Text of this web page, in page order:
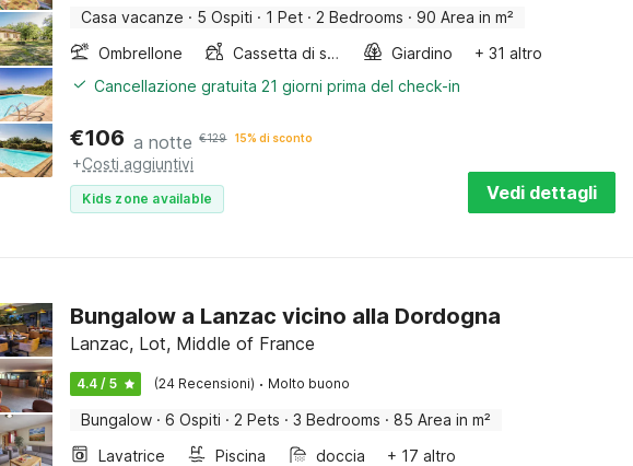
Casa vacanze · 5 Ospiti · 1 Pet · 2 Bedrooms · 90 Area in m²
Ombrellone
Cassetta di sabbia Giardino
+ 31 altro
Cancellazione gratuita 21 giorni prima del check-in
€106 a notte €129 15% di sconto
+Costi aggiuntivi
Kids zone available Vedi dettagli
Bungalow a Lanzac vicino alla Dordogna
Lanzac, Lot, Middle of France
4.4 / 5 (24 Recensioni) · Molto buono
Bungalow · 6 Ospiti · 2 Pets · 3 Bedrooms · 85 Area in m²
Lavatrice
Piscina doccia
+ 17 altro